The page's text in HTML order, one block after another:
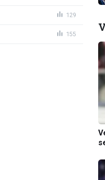
129
155